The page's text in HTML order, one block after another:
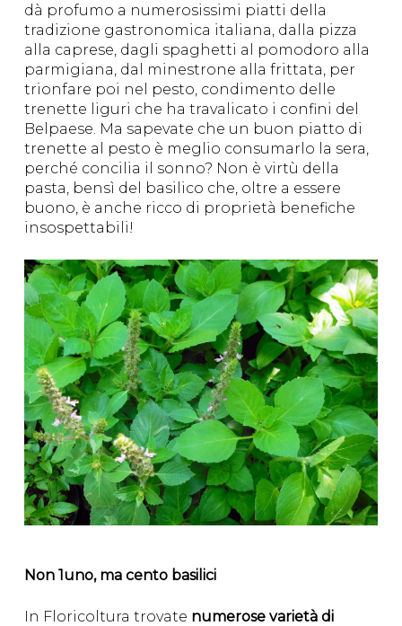
dà profumo a numerosissimi piatti della
tradizione gastronomica italiana, dalla pizza
alla caprese, dagli spaghetti al pomodoro alla
parmigiana, dal minestrone alla frittata, per
trionfare poi nel pesto, condimento delle
trenette liguri che ha travalicato i confini del
Belpaese. Ma sapevate che un buon piatto di
trenette al pesto è meglio consumarlo la sera,
perché concilia il sonno? Non è virtù della
pasta, bensì del basilico che, oltre a essere
buono, è anche ricco di proprietà benefiche
insospettabili!
Non 1uno, ma cento basilici
In Floricoltura trovate numerose varietà di